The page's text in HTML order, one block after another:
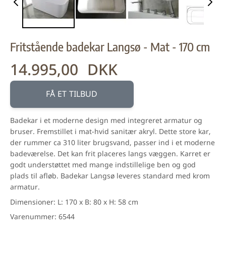
Fritstående badekar Langsø - Mat - 170 cm
14.995,00 DKK
FÅ ET TILBUD
Badekar i et moderne design med integreret armatur og
bruser. Fremstillet i mat-hvid sanitær akryl. Dette store kar,
der rummer ca 310 liter brugsvand, passer ind i et moderne
badeværelse. Det kan frit placeres langs væggen. Karret er
godt understøttet med mange indstillelige ben og god
plads til afløb. Badekar Langsø leveres standard med krom
armatur.
Dimensioner: L: 170 x B: 80 x H: 58 cm
Varenummer: 6544